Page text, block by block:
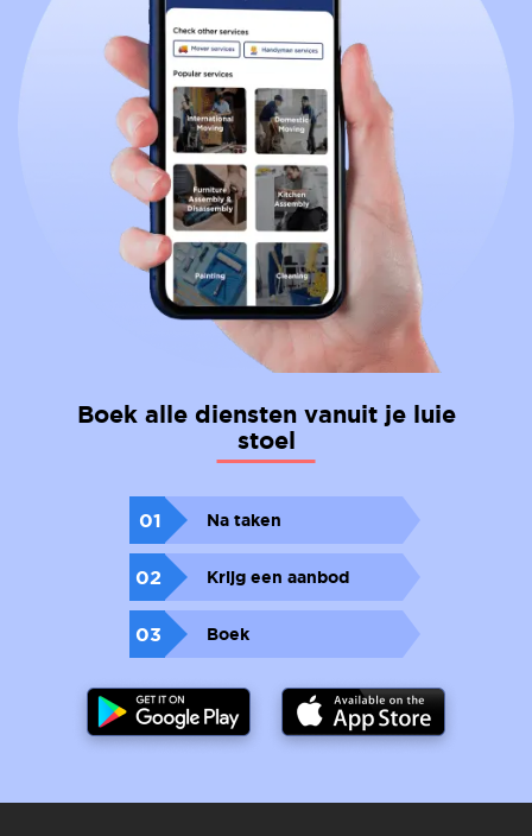
Boek alle diensten vanuit je luie
stoel
01 Na taken
02 Krijg een aanbod
03 Boek